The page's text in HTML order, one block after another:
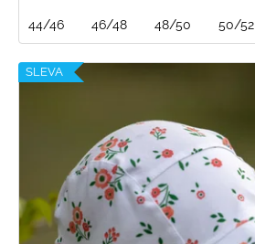
44/46 46/48 48/50 50/52
SLEVA